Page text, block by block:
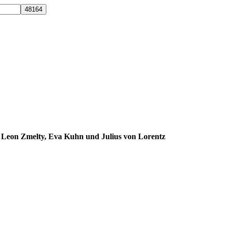
Zmelty, Eva Kuhn und Julius von Lorentz